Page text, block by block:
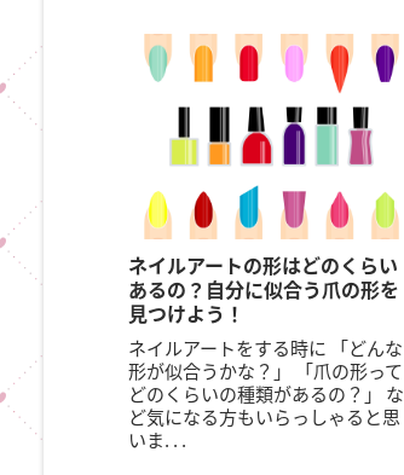
ネイルアートの形はどのくらい
あるの？自分に似合う爪の形を
見つけよう！
ネイルアートをする時に 「どんな
形が似合うかな？」 「爪の形って
どのくらいの種類があるの？」 な
ど気になる方もいらっしゃると思
いま. . .